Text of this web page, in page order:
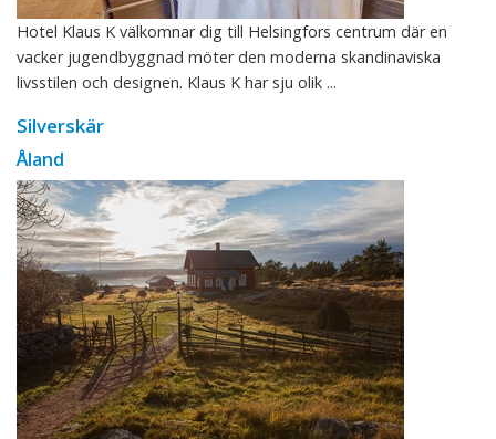
Hotel Klaus K välkomnar dig till Helsingfors centrum där en
vacker jugendbyggnad möter den moderna skandinaviska
livsstilen och designen. Klaus K har sju olik ...
Silverskär
Åland